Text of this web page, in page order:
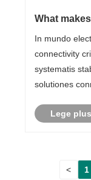
What
In mundo
connectivity
systematis
solutiones
efficientia.
Lege plus
< 1